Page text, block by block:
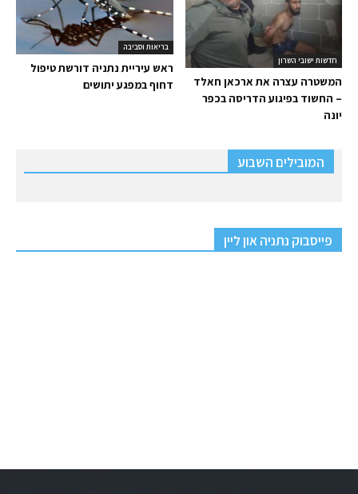
בריאות וסביבה
ראש עיריית נתניה דורשת טיפול
דחוף במפגע יתושים
חדשות ישובי השרון
המשטרה עצרה את ארכאן חאלד
– החשוד בפיגוע הדריסה בכפר
יונה
המובילים השבוע
פייסבוק נתניה און ליין